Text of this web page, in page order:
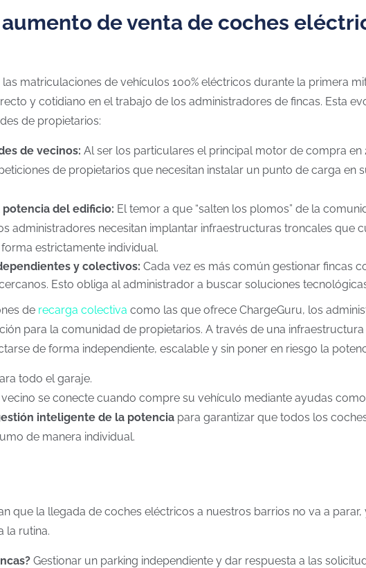
de venta de coches
las matriculaciones de vehículos 100% eléctricos durante la primera
y cotidiano en el trabajo de los administradores de fincas. Esta
de propietarios:
de vecinos: Al ser los particulares el principal motor de compra
de propietarios que necesitan instalar un punto de carga en
del edificio: El temor a que “salten los plomos” de la
administradores necesitan implantar infraestructuras troncales que
estrictamente individual.
y colectivos: Cada vez es más común gestionar fincas
Esto obliga al administrador a buscar soluciones
de recarga colectiva como las que ofrece ChargeGuru, los
para la comunidad de propietarios. A través de una
de forma independiente, escalable y sin poner en riesgo la
todo el garaje.
se conecte cuando compre su vehículo mediante ayudas
inteligente de la potencia para garantizar que todos los
de manera individual.
que la llegada de coches eléctricos a nuestros barrios no va a
la rutina.
Gestionar un parking independiente y dar respuesta a las